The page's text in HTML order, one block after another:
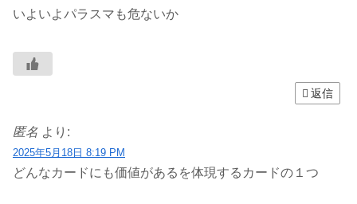
いよいよパラスマも危ないか
返信
匿名 より:
2025年5月18日 8:19 PM
どんなカードにも価値があるを体現するカードの１つ